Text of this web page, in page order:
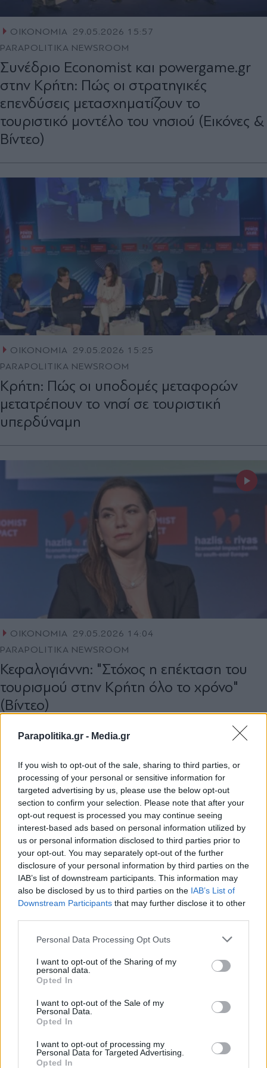
Parapolitika.gr - Media.gr
If you wish to opt-out of the sale, sharing to third parties, or
processing of your personal or sensitive information for
targeted advertising by us, please use the below opt-out
section to confirm your selection. Please note that after your
opt-out request is processed you may continue seeing
interest-based ads based on personal information utilized by
us or personal information disclosed to third parties prior to
your opt-out. You may separately opt-out of the further
disclosure of your personal information by third parties on the
IAB’s list of downstream participants. This information may
also be disclosed by us to third parties on the IAB’s List of
Downstream Participants that may further disclose it to other
Personal Data Processing Opt Outs
I want to opt-out of the Sharing of my
personal data.
Opted In
I want to opt-out of the Sale of my
Personal Data.
Opted In
I want to opt-out of processing my
Personal Data for Targeted Advertising.
Opted In
ΟΙΚΟΝΟΜΙΑ
29.05.2026 15:57
PARAPOLITIKA NEWSROOM
Συνέδριο Economist και powergame.gr
στην Κρήτη: Πώς οι στρατηγικές
επενδύσεις μετασχηματίζουν το
τουριστικό μοντέλο του νησιού (Εικόνες &
Βίντεο)
ΟΙΚΟΝΟΜΙΑ 29.05.2026 15:25
PARAPOLITIKA NEWSROOM
Κρήτη: Πώς οι υποδομές μεταφορών
μετατρέπουν το νησί σε τουριστική
υπερδύναμη
ΟΙΚΟΝΟΜΙΑ 29.05.2026 14:04
PARAPOLITIKA NEWSROOM
Κεφαλογιάννη: "Στόχος η επέκταση του
τουρισμού στην Κρήτη όλο το χρόνο"
(Βίντεο)
Εγγραφή στο newsletter
Αποδέχομαι τους
και την πολιτική απορρήτου